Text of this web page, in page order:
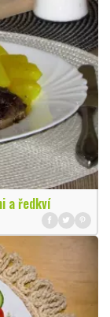
a ředkví